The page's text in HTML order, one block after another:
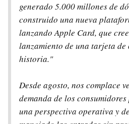
generado 5.000 millones de
construido una nueva
lanzando Apple Card, que
lanzamiento de una tarjeta
historia."
Desde agosto, nos complace
demanda de los
una perspectiva operativa y